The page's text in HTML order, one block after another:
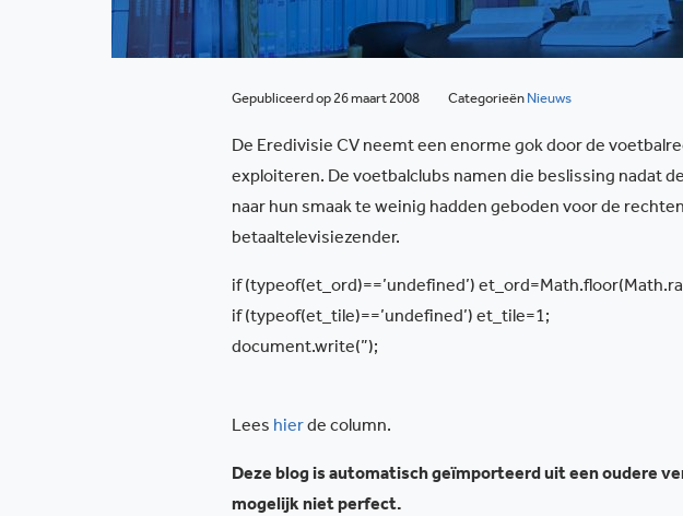
Gepubliceerd op 26 maart 2008 Categorieën Nieuws
De Eredivisie CV neemt een enorme gok door de
exploiteren. De voetbalclubs namen die beslissing nadat
naar hun smaak te weinig hadden geboden voor de
betaaltelevisiezender.
if (typeof(et_ord)==’undefined’)
if (typeof(et_tile)==’undefined’) et_tile=1;
document.write(”);
Lees hierde column.
Deze blog is automatisch geïmporteerd uit een oudere
mogelijk niet perfect.